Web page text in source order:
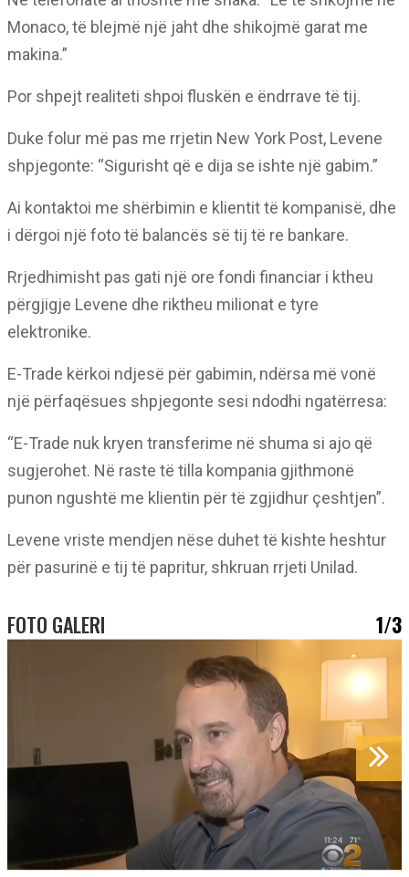
Monaco, të blejmë një jaht dhe shikojmë garat me
makina.”
Por shpejt realiteti shpoi fluskën e ëndrrave të tij.
Duke folur më pas me rrjetin New York Post, Levene
shpjegonte: “Sigurisht që e dija se ishte një gabim.”
Ai kontaktoi me shërbimin e klientit të kompanisë, dhe
i dërgoi një foto të balancës së tij të re bankare.
Rrjedhimisht pas gati një ore fondi financiar i ktheu
përgjigje Levene dhe riktheu milionat e tyre
elektronike.
E-Trade kërkoi ndjesë për gabimin, ndërsa më vonë
një përfaqësues shpjegonte sesi ndodhi ngatërresa:
“E-Trade nuk kryen transferime në shuma si ajo që
sugjerohet. Në raste të tilla kompania gjithmonë
punon ngushtë me klientin për të zgjidhur çeshtjen”.
Levene vriste mendjen nëse duhet të kishte heshtur
për pasurinë e tij të papritur, shkruan rrjeti Unilad.
FOTO GALERI 1/3